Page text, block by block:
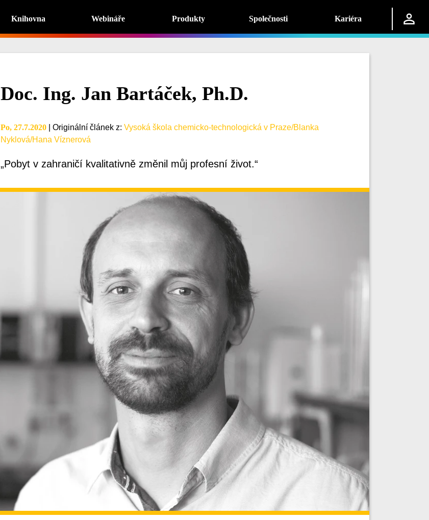
Knihovna Webináře Produkty Společnosti Kariéra
Doc. Ing. Jan Bartáček, Ph.D.
Po, 27.7.2020 Originální článek z: Vysoká škola chemicko-technologická v Praze/Blanka
Nyklová/Hana Víznerová
„Pobyt v zahraničí kvalitativně změnil můj profesní život.“